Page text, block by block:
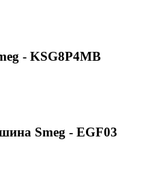
- KSG8P4MB
Smeg - EGF03